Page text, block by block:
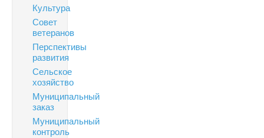
Культура
Совет
ветеранов
Перспективы
развития
Сельское
хозяйство
Муниципальный
заказ
Муниципальный
контроль